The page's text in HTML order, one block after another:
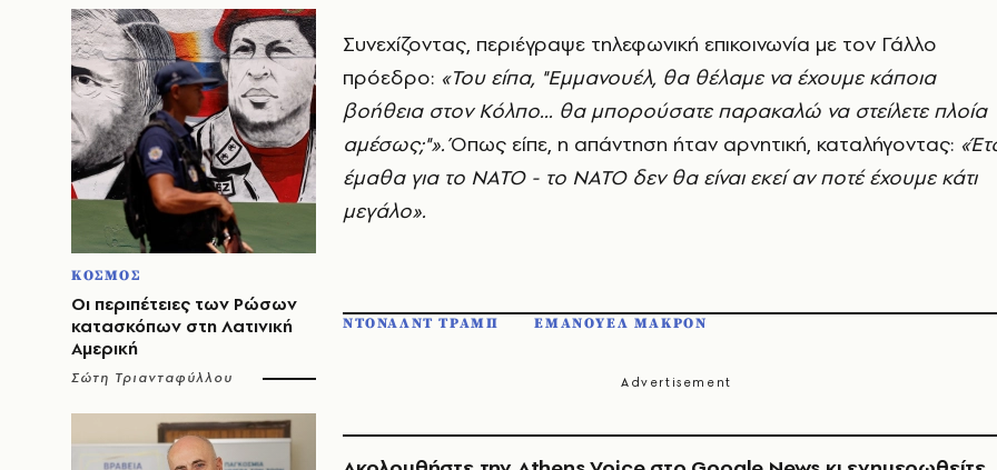
ΚΟΣΜΟΣ
Οι περιπέτειες των Ρώσων
κατασκόπων στη Λατινική
Αμερική
Σώτη Τριανταφύλλου
Συνεχίζοντας, περιέγραψε τηλεφωνική επικοινωνία με τον Γάλλο
πρόεδρο: «Του είπα, "Εμμανουέλ, θα θέλαμε να έχουμε κάποια
βοήθεια στον Κόλπο... θα μπορούσατε παρακαλώ να στείλετε πλοία
αμέσως;"».Όπως είπε, η απάντηση ήταν αρνητική, καταλήγοντας:
έμαθα για το ΝΑΤΟ - το ΝΑΤΟ δεν θα είναι εκεί αν ποτέ έχουμε κάτι
μεγάλο».
ΝΤΟΝΑΛΝΤ ΤΡΑΜΠ ΕΜΑΝΟΥΕΛ ΜΑΚΡΟΝ